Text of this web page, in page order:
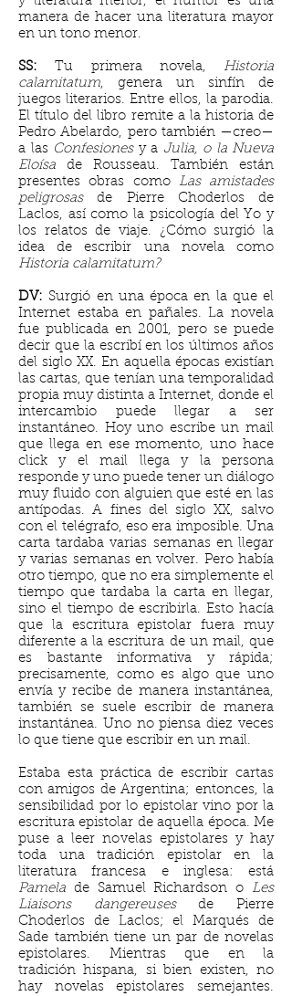
manera de hacer una literatura mayor
en un tono menor.
SS:Tu primera novela, Historia
calamitatum, genera un sinfín de
juegos literarios. Entre ellos, la parodia.
El título del libro remite a la historia de
Pedro Abelardo, pero también —creo—
a las Confesionesy a Julia, o la Nueva
Eloísa de Rousseau. También están
presentes obras como Las amistades
peligrosasde Pierre Choderlos de
Laclos, así como la psicología del Yo y
los relatos de viaje. ¿Cómo surgió la
idea de escribir una novela como
Historia calamitatum?
DV: Surgió en una época en la que el
Internet estaba en pañales. La novela
fue publicada en 2001, pero se puede
decir que la escribí en los últimos años
del siglo XX. En aquella épocas existían
las cartas, que tenían una temporalidad
propia muy distinta a Internet, donde el
intercambio puede llegar a ser
instantáneo. Hoy uno escribe un mail
que llega en ese momento, uno hace
click y el mail llega y la persona
responde y uno puede tener un diálogo
muy fluido con alguien que esté en las
antípodas. A fines del siglo XX, salvo
con el telégrafo, eso era imposible. Una
carta tardaba varias semanas en llegar
y varias semanas en volver. Pero había
otro tiempo, que no era simplemente el
tiempo que tardaba la carta en llegar,
sino el tiempo de escribirla. Esto hacía
que la escritura epistolar fuera muy
diferente a la escritura de un mail, que
es bastante informativa y rápida;
precisamente, como es algo que uno
envía y recibe de manera instantánea,
también se suele escribir de manera
instantánea. Uno no piensa diez veces
lo que tiene que escribir en un mail.
Estaba esta práctica de escribir cartas
con amigos de Argentina; entonces, la
sensibilidad por lo epistolar vino por la
escritura epistolar de aquella época. Me
puse a leer novelas epistolares y hay
toda una tradición epistolar en la
literatura francesa e inglesa: está
Pamela de Samuel Richardson o Les
Liaisons dangereusesde Pierre
Choderlos de Laclos; el Marqués de
Sade también tiene un par de novelas
epistolares. Mientras que en la
tradición hispana, si bien existen, no
hay novelas epistolares semejantes.